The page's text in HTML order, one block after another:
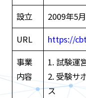
設立
2009年5月
URL
https://
事業
内容
1. 試験
2. 受験サ